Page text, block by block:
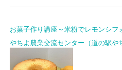
お菓子作り講座～米粉でレモンシフ
やちよ農業交流センター（道の駅や